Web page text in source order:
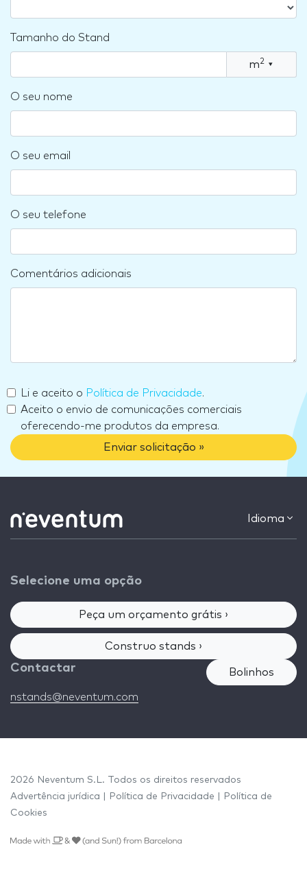
Tamanho do Stand
m2 ▾
O seu nome
O seu email
O seu telefone
Comentários adicionais
Li e aceito o Política de Privacidade.
Aceito o envio de comunicações comerciais
oferecendo-me produtos da empresa.
Enviar solicitação »
Idioma
Selecione uma opção
Peça um orçamento grátis ›
Construo stands ›
Contactar
nstands@neventum.com
Bolinhos
2026 Neventum S.L. Todos os direitos reservados
Advertência jurídica
Política de Privacidade
Política de
Cookies